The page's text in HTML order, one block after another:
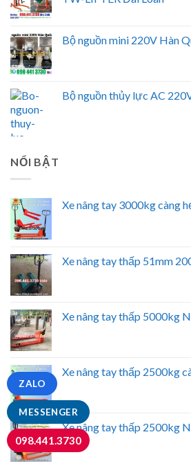
Bộ nguồn mini 220V Hàn
Bộ nguồn thủy lực AC
NỔI BẬT
Xe nâng tay 3000kg càng
Xe nâng tay thấp 51mm
Xe nâng tay thấp 5000kg
Xe nâng tay thấp 2500kg
Xe nâng tay thấp 2500kg
MESSENGER
ZALO
098.441.3730